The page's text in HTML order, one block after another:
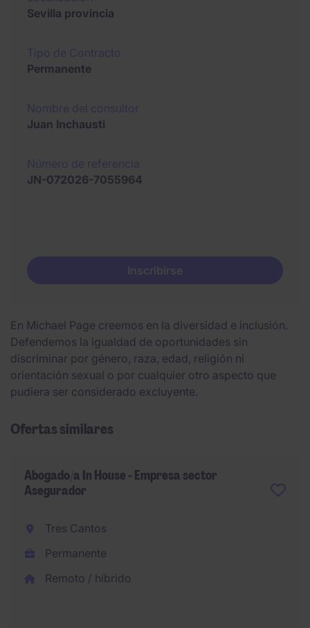
Sevilla provincia
Permanente
Juan Inchausti
JN-072026-7055964
Inscribirse
En Michael Page creemos en la diversidad e inclusión.
Defendemos la igualdad de oportunidades sin
discriminar por género, raza, edad, religión ni
orientación sexual o por cualquier otro aspecto que
pudiera ser considerado excluyente.
Ofertas similares
Abogado/a In House - Empresa sector
Asegurador
Tres Cantos
Permanente
Remoto / híbrido